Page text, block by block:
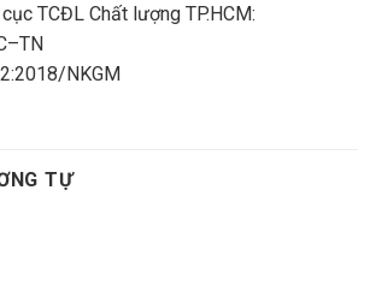
ục TCĐL Chất lượng TP.HCM:
–TN
NKGM
TỰ